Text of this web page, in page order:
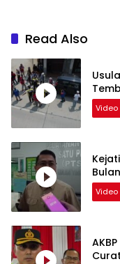
Read Also
Video
Video